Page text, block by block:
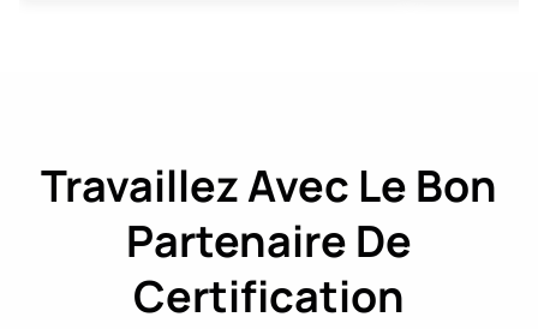
Travaillez Avec Le Bon
Partenaire De
Certification